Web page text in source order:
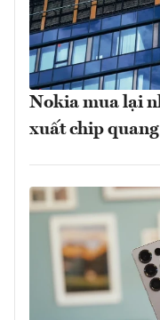
Nokia mua lại
xuất chip